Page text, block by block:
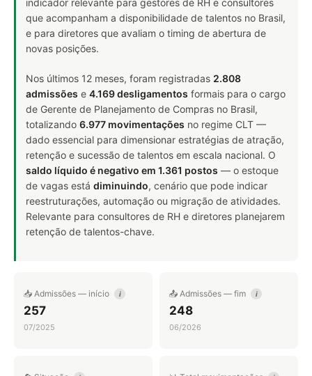
que acompanham a disponibilidade de talentos no Brasil,
e para diretores que avaliam o timing de abertura de
novas posições.
Nos últimos 12 meses, foram registradas 2.808
admissões e 4.169 desligamentos formais para o cargo
de Gerente de Planejamento de Compras no Brasil,
totalizando 6.977 movimentações no regime CLT —
dado essencial para dimensionar estratégias de atração,
retenção e sucessão de talentos em escala nacional. O
saldo líquido é negativo em 1.361 postos — o estoque
de vagas está diminuindo, cenário que pode indicar
reestruturações, automação ou migração de atividades.
Relevante para consultores de RH e diretores planejarem
retenção de talentos-chave.
📥 Admissões — início i
257
07/2025
📤 Admissões — fim i
248
06/2026